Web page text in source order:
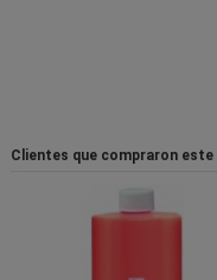
Clientes que compraron